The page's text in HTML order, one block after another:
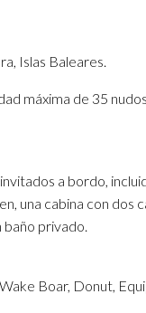
Islas Baleares.
máxima de 35
a bordo,
una cabina con dos
baño privado.
Boar, Donut,